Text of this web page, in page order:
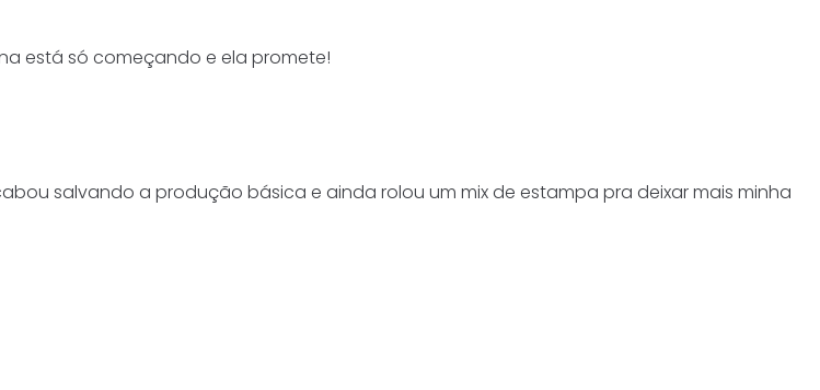
está só começando e ela promete!
salvando a produção básica e ainda rolou um mix de estampa pra deixar mais minha